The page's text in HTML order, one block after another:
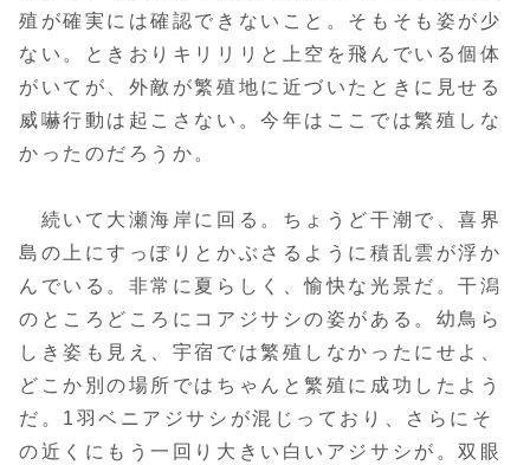
殖が確実には確認できないこと。そもそも姿が少
ない。ときおりキリリリと上空を飛んでいる個体
がいてが、外敵が繁殖地に近づいたときに見せる
威嚇行動は起こさない。今年はここでは繁殖しな
かったのだろうか。
続いて大瀬海岸に回る。ちょうど干潮で、喜界
島の上にすっぽりとかぶさるように積乱雲が浮か
んでいる。非常に夏らしく、愉快な光景だ。干潟
のところどころにコアジサシの姿がある。幼鳥ら
しき姿も見え、宇宿では繁殖しなかったにせよ、
どこか別の場所ではちゃんと繁殖に成功したよう
だ。1羽ベニアジサシが混じっており、さらにそ
の近くにもう一回り大きい白いアジサシが。双眼